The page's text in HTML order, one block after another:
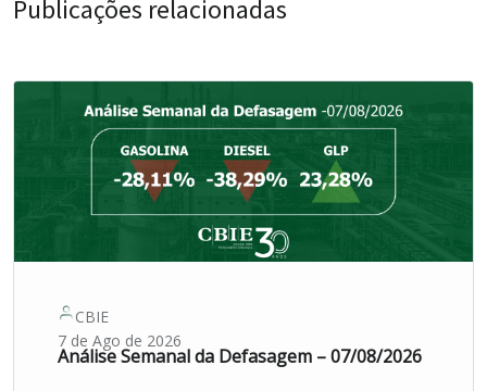
Publicações relacionadas
CBIE
7 de Ago de 2026
Análise Semanal da Defasagem – 07/08/2026